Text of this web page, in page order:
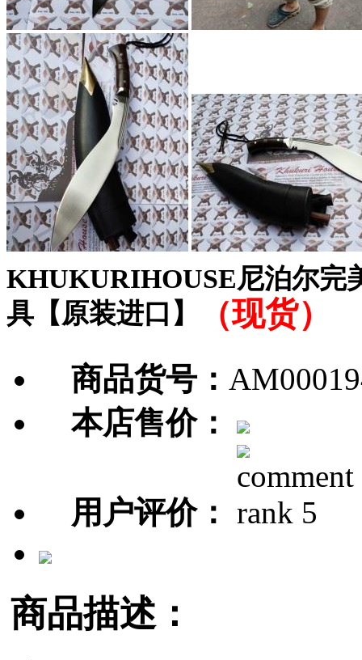
KHUKURIHOUSE尼泊尔完
具【原装进口】
（现货）
商品货号：
本店售价：
用户评价：
商品描述：